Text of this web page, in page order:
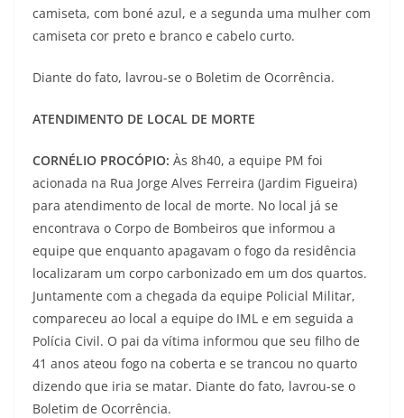
camiseta, com boné azul, e a segunda uma mulher com
camiseta cor preto e branco e cabelo curto.
Diante do fato, lavrou-se o Boletim de Ocorrência.
ATENDIMENTO DE LOCAL DE MORTE
CORNÉLIO PROCÓPIO: Às 8h40, a equipe PM foi
acionada na Rua Jorge Alves Ferreira (Jardim Figueira)
para atendimento de local de morte. No local já se
encontrava o Corpo de Bombeiros que informou a
equipe que enquanto apagavam o fogo da residência
localizaram um corpo carbonizado em um dos quartos.
Juntamente com a chegada da equipe Policial Militar,
compareceu ao local a equipe do IML e em seguida a
Polícia Civil. O pai da vítima informou que seu filho de
41 anos ateou fogo na coberta e se trancou no quarto
dizendo que iria se matar. Diante do fato, lavrou-se o
Boletim de Ocorrência.